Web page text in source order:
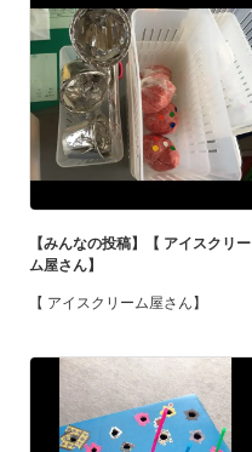
【みんなの投稿】【 アイスクリー
ム屋さん】
【 アイスクリーム屋さん】